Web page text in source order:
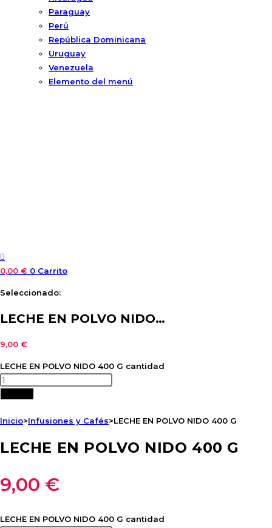
Paraguay
Perú
República Dominicana
Uruguay
Venezuela
Elemento del menú
0,00 € 0 Carrito
Seleccionado:
LECHE EN POLVO NIDO…
9,00 €
LECHE EN POLVO NIDO 400 G cantidad
Inicio>Infusiones y Cafés>LECHE EN POLVO NIDO 400 G
LECHE EN POLVO NIDO 400 G
9,00 €
LECHE EN POLVO NIDO 400 G cantidad